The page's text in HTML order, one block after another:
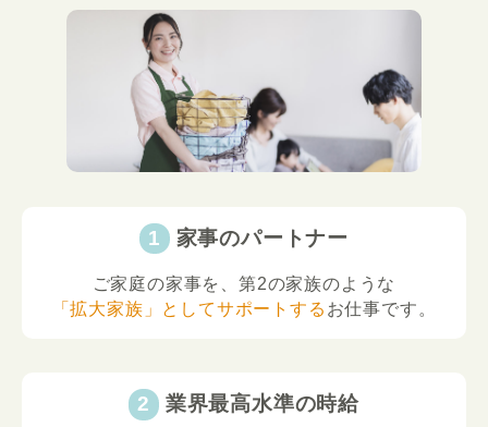
家事のパートナー
ご家庭の家事を、第2の家族のような
「拡大家族」としてサポートする お仕事です。
業界最高水準の時給